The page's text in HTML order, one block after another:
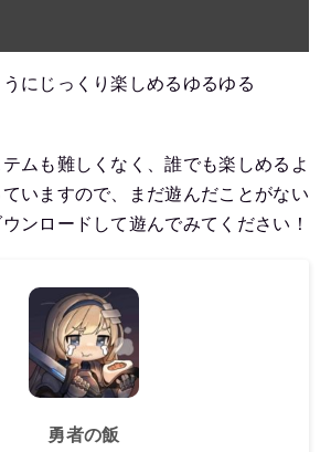
にじっくり楽しめるゆるゆる
ムも難しくなく、誰でも楽しめるよ
いますので、まだ遊んだことがない
ンロードして遊んでみてください！
勇者の飯